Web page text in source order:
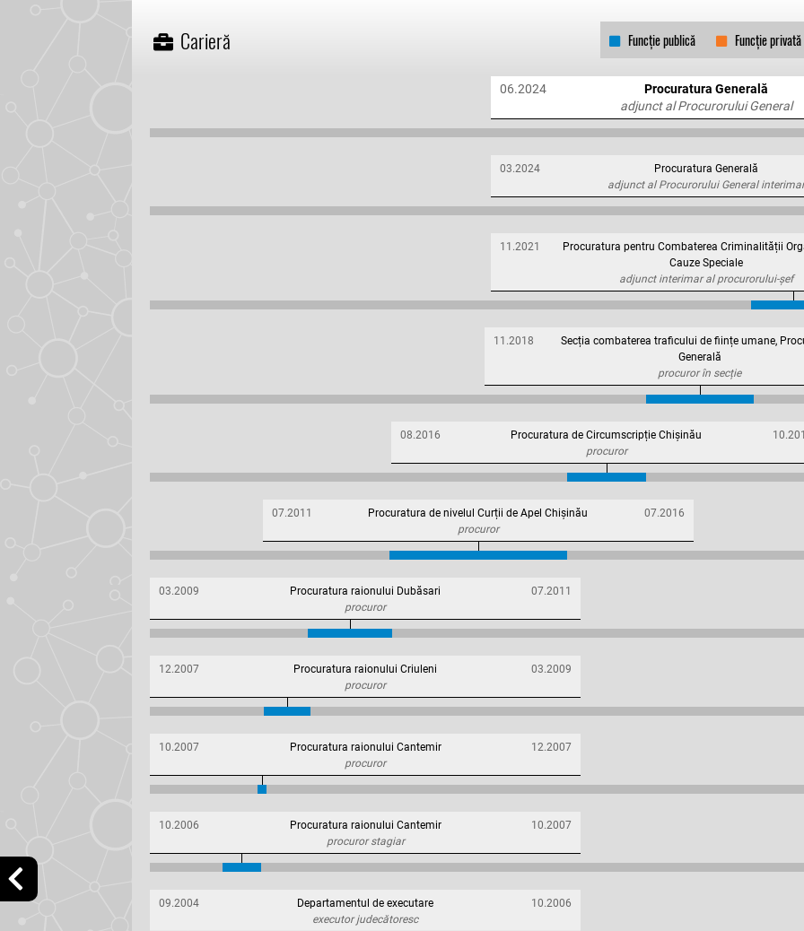
Funcție privată
Funcție publică
Carieră
06.2024
Procuratura Generală
adjunct al Procurorului General
03.2024
Procuratura Generală
adjunct al Procurorului General interimar
11.2021
Procuratura pentru Combaterea Criminalității
Cauze Speciale
adjunct interimar al procurorului-șef
11.2018
Secția combaterea traficului de ființe umane,
Generală
procuror în secție
08.2016 Procuratura de Circumscripție Chișinău
procuror
07.2011 Procuratura de nivelul Curții de Apel Chișinău
07.2016
procuror
03.2009 Procuratura raionului Dubăsari
07.2011
procuror
12.2007 Procuratura raionului Criuleni
03.2009
procuror
10.2007 Procuratura raionului Cantemir
12.2007
procuror
10.2006 Procuratura raionului Cantemir
10.2007
procuror stagiar
09.2004 Departamentul de executare
10.2006
executor judecătoresc